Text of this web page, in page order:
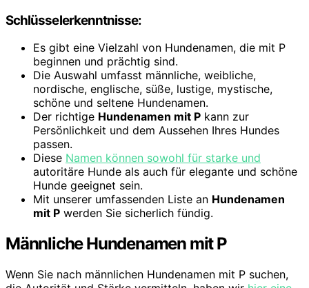
Schlüsselerkenntnisse:
Es gibt eine Vielzahl von Hundenamen, die mit P
beginnen und prächtig sind.
Die Auswahl umfasst männliche, weibliche,
nordische, englische, süße, lustige, mystische,
schöne und seltene Hundenamen.
Der richtige Hundenamen mit P kann zur
Persönlichkeit und dem Aussehen Ihres Hundes
passen.
Diese Namen können sowohl für starke und
autoritäre Hunde als auch für elegante und schöne
Hunde geeignet sein.
Mit unserer umfassenden Liste an Hundenamen
mit P werden Sie sicherlich fündig.
Männliche Hundenamen mit P
Wenn Sie nach männlichen Hundenamen mit P suchen,